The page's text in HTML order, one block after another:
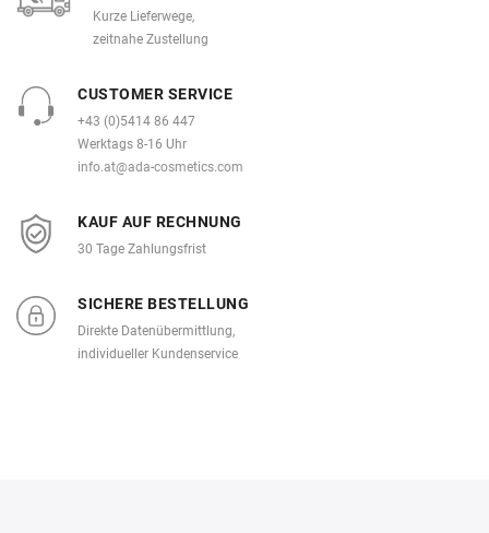
Kurze Lieferwege,
zeitnahe Zustellung
CUSTOMER SERVICE
+43 (0)5414 86 447
Werktags 8-16 Uhr
info.at@ada-cosmetics.com
KAUF AUF RECHNUNG
30 Tage Zahlungsfrist
SICHERE BESTELLUNG
Direkte Datenübermittlung,
individueller Kundenservice